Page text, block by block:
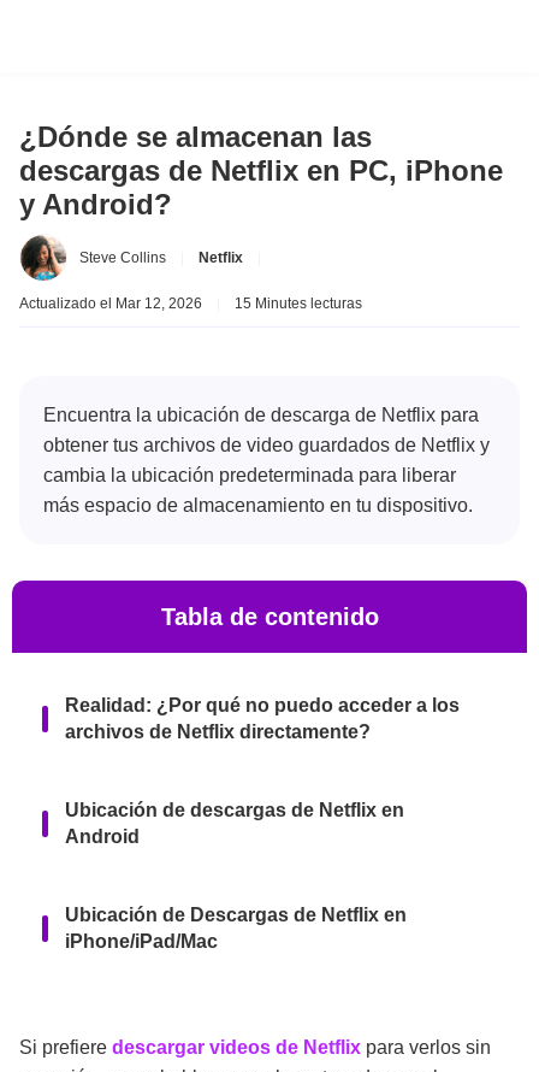
¿Dónde se almacenan las
descargas de Netflix en PC, iPhone
y Android?
Steve Collins Netflix
Actualizado el Mar 12, 2026 15 Minutes lecturas
Encuentra la ubicación de descarga de Netflix para
obtener tus archivos de video guardados de Netflix y
cambia la ubicación predeterminada para liberar
más espacio de almacenamiento en tu dispositivo.
Tabla de contenido
Realidad: ¿Por qué no puedo acceder a los
archivos de Netflix directamente?
Ubicación de descargas de Netflix en
Android
Ubicación de Descargas de Netflix en
iPhone/iPad/Mac
con Windows
Si prefiere descargar videos de Netflix para verlos sin